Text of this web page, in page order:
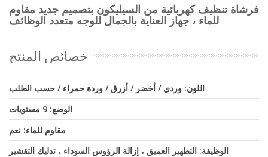
فرشاة تنظيف كهربائية من السيليكون بتصميم جديد مقاوم
للماء ، جهاز العناية بالجمال للوجه متعدد الوظائف
خصائص المنتج
اللون: وردي / أخضر / أزرق / وردة حمراء / حسب الطلب
الوضع: 9 مستويات
مقاوم للماء: نعم
الوظيفة: التطهير العميق ، إزالة الرؤوس السوداء ، تدليك التقشير